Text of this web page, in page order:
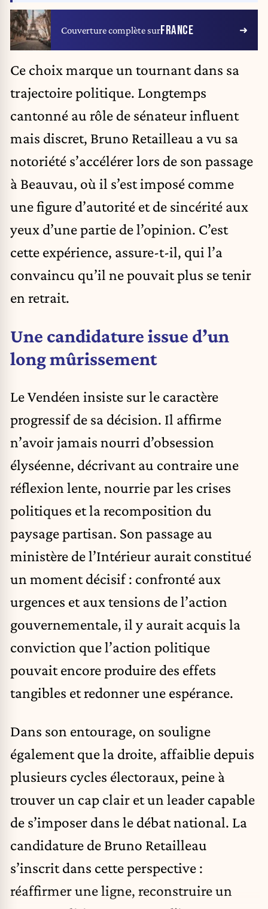
Couverture complète surFRANCE
Ce choix marque un tournant dans sa
trajectoire politique. Longtemps
cantonné au rôle de sénateur influent
mais discret, Bruno Retailleau a vu sa
notoriété s’accélérer lors de son passage
à Beauvau, où il s’est imposé comme
une figure d’autorité et de sincérité aux
yeux d’une partie de l’opinion. C’est
cette expérience, assure-t-il, qui l’a
convaincu qu’il ne pouvait plus se tenir
en retrait.
Une candidature issue d’un
long mûrissement
Le Vendéen insiste sur le caractère
progressif de sa décision. Il affirme
n’avoir jamais nourri d’obsession
élyséenne, décrivant au contraire une
réflexion lente, nourrie par les crises
politiques et la recomposition du
paysage partisan. Son passage au
ministère de l’Intérieur aurait constitué
un moment décisif : confronté aux
urgences et aux tensions de l’action
gouvernementale, il y aurait acquis la
conviction que l’action politique
pouvait encore produire des effets
tangibles et redonner une espérance.
Dans son entourage, on souligne
également que la droite, affaiblie depuis
plusieurs cycles électoraux, peine à
trouver un cap clair et un leader capable
de s’imposer dans le débat national. La
candidature de Bruno Retailleau
s’inscrit dans cette perspective :
réaffirmer une ligne, reconstruire un